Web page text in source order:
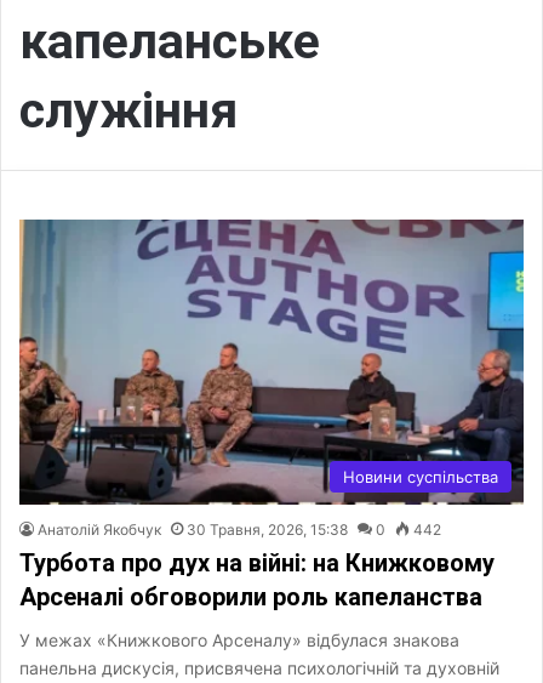
капеланське
служіння
Новини суспільства
Анатолій Якобчук 30 Травня, 2026, 15:38 0 442
Турбота про дух на війні: на Книжковому
Арсеналі обговорили роль капеланства
У межах «Книжкового Арсеналу» відбулася знакова
панельна дискусія, присвячена психологічній та духовній